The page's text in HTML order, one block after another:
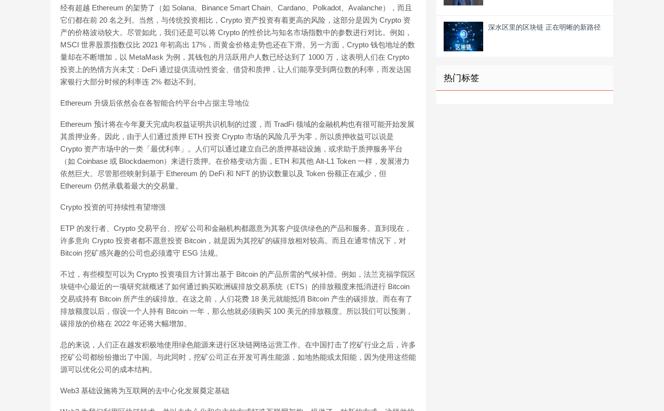
经有超越 Ethereum 的架势了（如 Solana、Binance Smart Chain、Cardano、Polkadot、Avalanche），而且
它们都在前 20 名之列。当然，与传统投资相比，Crypto 资产投资有着更高的风险，这部分是因为 Crypto 资
产的价格波动较大。尽管如此，我们还是可以将 Crypto 的性价比与知名市场指数中的参数进行对比。例如，
MSCI 世界股票指数仅比 2021 年初高出 17%，而黄金价格走势也还在下滑。另一方面，Crypto 钱包地址的数
量却在不断增加，以 MetaMask 为例，其钱包的月活跃用户人数已经达到了 1000 万，这表明人们在 Crypto
投资上的热情方兴未艾：DeFi 通过提供流动性资金、借贷和质押，让人们能享受到两位数的利率，而发达国
家银行大部分时候的利率连 2% 都达不到。
Ethereum 升级后依然会在各智能合约平台中占据主导地位
Ethereum 预计将在今年夏天完成向权益证明共识机制的过渡，而 TradFi 领域的金融机构也有很可能开始发展
其质押业务。因此，由于人们通过质押 ETH 投资 Crypto 市场的风险几乎为零，所以质押收益可以说是
Crypto 资产市场中的一类「最优利率」。人们可以通过建立自己的质押基础设施，或求助于质押服务平台
（如 Coinbase 或 Blockdaemon）来进行质押。在价格变动方面，ETH 和其他 Alt-L1 Token 一样，发展潜力
依然巨大。尽管那些映射到基于 Ethereum 的 DeFi 和 NFT 的协议数量以及 Token 份额正在减少，但
Ethereum 仍然承载着最大的交易量。
Crypto 投资的可持续性有望增强
ETP 的发行者、Crypto 交易平台、挖矿公司和金融机构都愿意为其客户提供绿色的产品和服务。直到现在，
许多意向 Crypto 投资者都不愿意投资 Bitcoin，就是因为其挖矿的碳排放相对较高。而且在通常情况下，对
Bitcoin 挖矿感兴趣的公司也必须遵守 ESG 法规。
不过，有些模型可以为 Crypto 投资项目方计算出基于 Bitcoin 的产品所需的气候补偿。例如，法兰克福学院区
块链中心最近的一项研究就概述了如何通过购买欧洲碳排放交易系统（ETS）的排放额度来抵消进行 Bitcoin
交易或持有 Bitcoin 所产生的碳排放。在这之前，人们花费 18 美元就能抵消 Bitcoin 产生的碳排放。而在有了
排放额度以后，假设一个人持有 Bitcoin 一年，那么他就必须购买 100 美元的排放额度。所以我们可以预测，
碳排放的价格在 2022 年还将大幅增加。
总的来说，人们正在越发积极地使用绿色能源来进行区块链网络运营工作。在中国打击了挖矿行业之后，许多
挖矿公司都纷纷撤出了中国。与此同时，挖矿公司正在开发可再生能源，如地热能或太阳能，因为使用这些能
源可以优化公司的成本结构。
Web3 基础设施将为互联网的去中心化发展奠定基础
深水区里的区块链 正在明晰的新路径
热门标签